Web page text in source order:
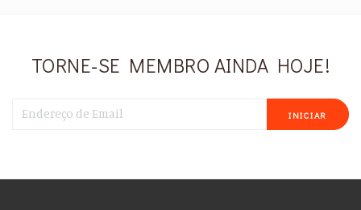
TORNE-SE MEMBRO AINDA HOJE!
INICIAR